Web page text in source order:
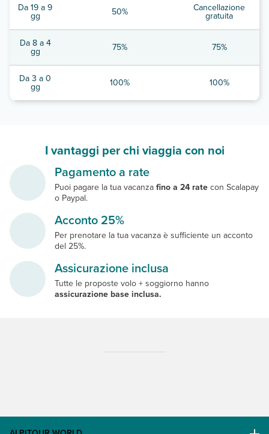
Da 19 a 9
gg 50% Cancellazione
gratuita
Da 8 a 4
gg 75% 75%
Da 3 a 0
gg 100% 100%
I vantaggi per chi viaggia con noi
Pagamento a rate
Puoi pagare la tua vacanzafino a 24 ratecon Scalapay
o Paypal.
Acconto 25%
Per prenotare la tua vacanza è sufficiente un acconto
del 25%.
Assicurazione inclusa
Tutte le proposte volo + soggiorno hanno
assicurazione base inclusa.